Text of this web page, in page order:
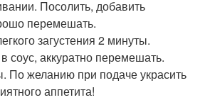
Посолить, добавить
перемешать.
загустения 2 минуты.
соус, аккуратно перемешать.
По желанию при подаче украсить
аппетита!